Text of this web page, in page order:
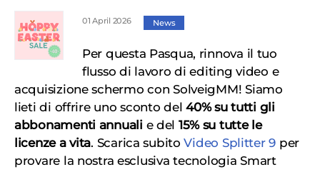
01 April 2026 News
Per questa Pasqua, rinnova il tuo
flusso di lavoro di editing video e
acquisizione schermo con SolveigMM! Siamo
lieti di offrire uno sconto del40% su tutti gli
abbonamenti annuali e del 15% su tutte le
licenze a vita. Scarica subitoVideo Splitter 9 per
provare la nostra esclusiva tecnologia Smart